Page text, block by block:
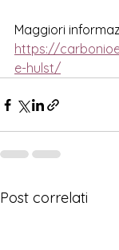
Maggiori
https://
e-hulst/
Post correlati